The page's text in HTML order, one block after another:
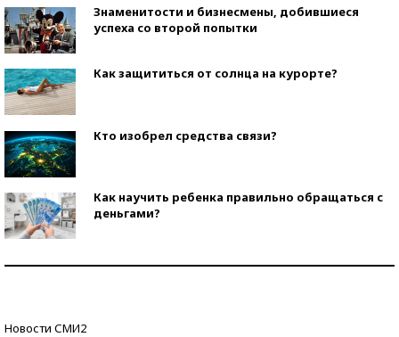
Знаменитости и бизнесмены, добившиеся
успеха со второй попытки
Как защититься от солнца на курорте?
Кто изобрел средства связи?
Как научить ребенка правильно обращаться с
деньгами?
Новости СМИ2